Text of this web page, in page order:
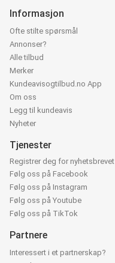
Informasjon
Ofte stilte spørsmål
Annonser?
Alle tilbud
Merker
Kundeavisogtilbud.no App
Om oss
Legg til kundeavis
Nyheter
Tjenester
Registrer deg for nyhetsbrevet
Følg oss på Facebook
Følg oss på Instagram
Følg oss på Youtube
Følg oss på TikTok
Partnere
Interessert i et partnerskap?